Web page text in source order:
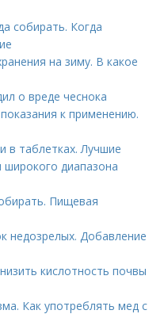
собирать. Когда
на зиму. В какое
о вреде чеснока
к применению.
в таблетках. Лучшие
диапазона
Пищевая
недозрелых. Добавление
кислотность почвы
Как употреблять мед с